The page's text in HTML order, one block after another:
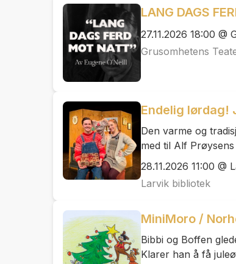
LANG DAGS
27.11.2026 18:00 @
Grusomhetens
Endelig lørdag!
Den varme og
med til Alf
28.11.2026 11:00 @
Larvik bibliotek
MiniMoro /
Bibbi og Boffen
Klarer han å få